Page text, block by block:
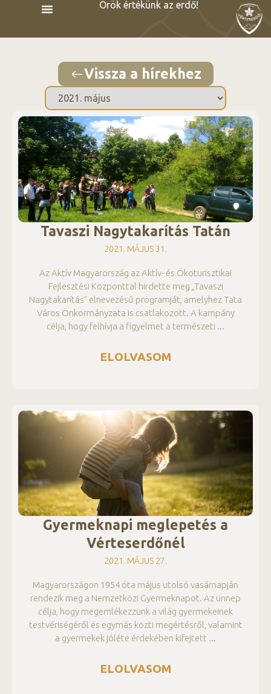
Örök értékünk az erdő!
Vissza a hírekhez
Tavaszi Nagytakarítás Tatán
2021. MÁJUS 31.
Az Aktív Magyarország az Aktív- és Ökoturisztikai
Fejlesztési Központtal hirdette meg „Tavaszi
Nagytakarítás” elnevezésű programját, amelyhez Tata
Város Önkormányzata is csatlakozott. A kampány
célja, hogy felhívja a figyelmet a természeti
ELOLVASOM
Gyermeknapi meglepetés a
Vérteserdőnél
2021. MÁJUS 27.
Magyarországon 1954 óta május utolsó vasárnapján
rendezik meg a Nemzetközi Gyermeknapot. Az ünnep
célja, hogy megemlékezzünk a világ gyermekeinek
testvériségéről és egymás közti megértésről, valamint
a gyermekek jóléte érdekében kifejtett
ELOLVASOM